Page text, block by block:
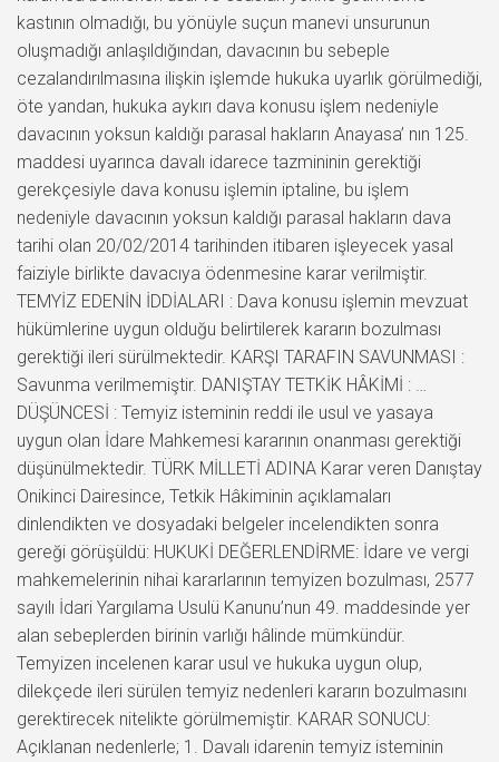
kastının olmadığı, bu yönüyle suçun manevi unsurunun
oluşmadığı anlaşıldığından, davacının bu sebeple
cezalandırılmasına ilişkin işlemde hukuka uyarlık görülmediği,
öte yandan, hukuka aykırı dava konusu işlem nedeniyle
davacının yoksun kaldığı parasal hakların Anayasa’ nın 125.
maddesi uyarınca davalı idarece tazmininin gerektiği
gerekçesiyle dava konusu işlemin iptaline, bu işlem
nedeniyle davacının yoksun kaldığı parasal hakların dava
tarihi olan 20/02/2014 tarihinden itibaren işleyecek yasal
faiziyle birlikte davacıya ödenmesine karar verilmiştir.
TEMYİZ EDENİN İDDİALARI : Dava konusu işlemin mevzuat
hükümlerine uygun olduğu belirtilerek kararın bozulması
gerektiği ileri sürülmektedir. KARŞI TARAFIN SAVUNMASI :
Savunma verilmemiştir. DANIŞTAY TETKİK HÂKİMİ : …
DÜŞÜNCESİ : Temyiz isteminin reddi ile usul ve yasaya
uygun olan İdare Mahkemesi kararının onanması gerektiği
düşünülmektedir. TÜRK MİLLETİ ADINA Karar veren Danıştay
Onikinci Dairesince, Tetkik Hâkiminin açıklamaları
dinlendikten ve dosyadaki belgeler incelendikten sonra
gereği görüşüldü: HUKUKİ DEĞERLENDİRME: İdare ve vergi
mahkemelerinin nihai kararlarının temyizen bozulması, 2577
sayılı İdari Yargılama Usulü Kanunu’nun 49. maddesinde yer
alan sebeplerden birinin varlığı hâlinde mümkündür.
Temyizen incelenen karar usul ve hukuka uygun olup,
dilekçede ileri sürülen temyiz nedenleri kararın bozulmasını
gerektirecek nitelikte görülmemiştir. KARAR SONUCU:
Açıklanan nedenlerle; 1. Davalı idarenin temyiz isteminin